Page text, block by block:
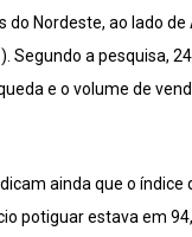
do Nordeste, ao lado de
Segundo a pesquisa,
e o volume de
ainda que o índice
potiguar estava em